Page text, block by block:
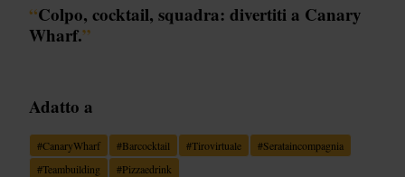
“Colpo, cocktail, squadra: divertiti a Canary
Wharf.”
Adatto a
#CanaryWharf #Barcocktail #Tirovirtuale #Serataincompagnia
#Teambuilding #Pizzaedrink